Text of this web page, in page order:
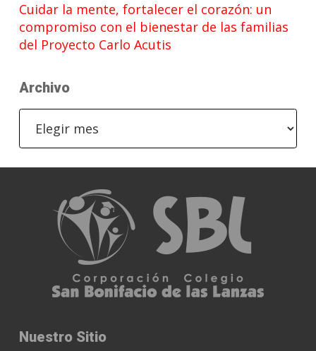
Cuidar la mente, fortalecer el corazón: un
compromiso con el bienestar de las familias
del Proyecto Carlo Acutis
Archivo
Nuestro Sitio